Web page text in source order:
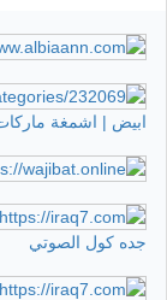
ابيض | اشمغة
جده كول الصوتي